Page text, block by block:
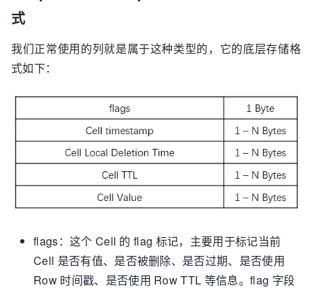
式
我们正常使用的列就是属于这种类型的，它的底层存储格
式如下：
flags：这个 Cell 的 flag 标记，主要用于标记当前
Cell 是否有值、是否被删除、是否过期、是否使用
Row 时间戳、是否使用 Row TTL 等信息。flag 字段